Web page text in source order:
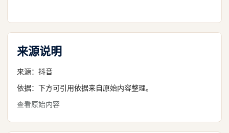
来源说明
来源： 抖音
依据：下方可引用依据来自原始内容整理。
查看原始内容